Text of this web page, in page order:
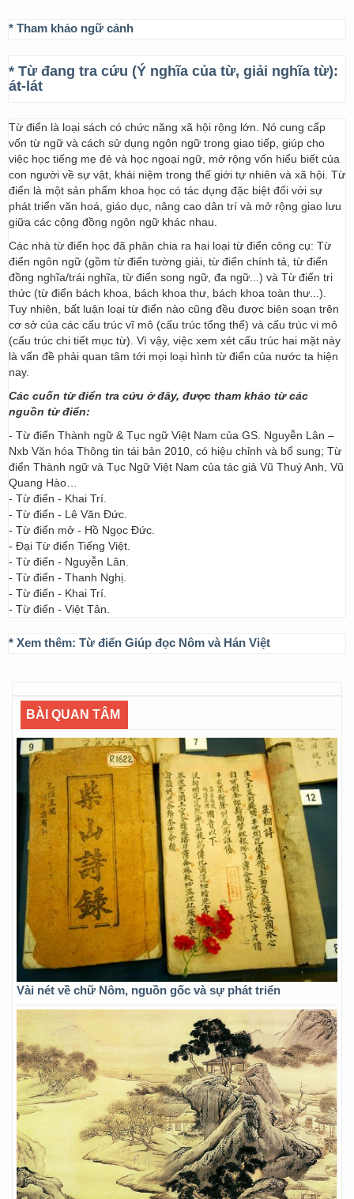
* Tham khảo ngữ cảnh
* Từ đang tra cứu (Ý nghĩa của từ, giải nghĩa từ):
át-lát
Từ điển là loại sách có chức năng xã hội rộng lớn. Nó cung cấp
vốn từ ngữ và cách sử dụng ngôn ngữ trong giao tiếp, giúp cho
việc học tiếng mẹ đẻ và học ngoại ngữ, mở rộng vốn hiểu biết của
con người về sự vật, khái niệm trong thế giới tự nhiên và xã hội. Từ
điển là một sản phẩm khoa học có tác dụng đặc biệt đối với sự
phát triển văn hoá, giáo dục, nâng cao dân trí và mở rộng giao lưu
giữa các cộng đồng ngôn ngữ khác nhau.
Các nhà từ điển học đã phân chia ra hai loại từ điển công cụ: Từ
điển ngôn ngữ (gồm từ điển tường giải, từ điển chính tả, từ điển
đồng nghĩa/trái nghĩa, từ điển song ngữ, đa ngữ...) và Từ điển tri
thức (từ điển bách khoa, bách khoa thư, bách khoa toàn thư...).
Tuy nhiên, bất luận loại từ điển nào cũng đều được biên soạn trên
cơ sở của các cấu trúc vĩ mô (cấu trúc tổng thể) và cấu trúc vi mô
(cấu trúc chi tiết mục từ). Vì vậy, việc xem xét cấu trúc hai mặt này
là vấn đề phải quan tâm tới mọi loại hình từ điển của nước ta hiện
nay.
Các cuốn từ điển tra cứu ở đây, được tham khảo từ các
nguồn từ điển:
- Từ điển Thành ngữ & Tục ngữ Việt Nam của GS. Nguyễn Lân –
Nxb Văn hóa Thông tin tái bản 2010, có hiệu chỉnh và bổ sung; Từ
điển Thành ngữ và Tục Ngữ Việt Nam của tác giả Vũ Thuý Anh, Vũ
Quang Hào…
- Từ điển - Khai Trí.
- Từ điển - Lê Văn Đức.
- Từ điển mở - Hồ Ngọc Đức.
- Đại Từ điển Tiếng Việt.
- Từ điển - Nguyễn Lân.
- Từ điển - Thanh Nghị.
- Từ điển - Khai Trí.
- Từ điển - Việt Tân.
* Xem thêm: Từ điển Giúp đọc Nôm và Hán Việt
BÀI QUAN TÂM
Vài nét về chữ Nôm, nguồn gốc và sự phát triển